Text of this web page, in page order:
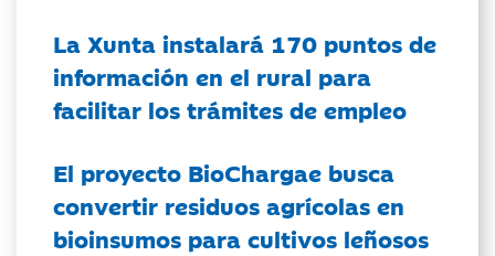
La Xunta instalará 170 puntos de
información en el rural para
facilitar los trámites de empleo
El proyecto BioChargae busca
convertir residuos agrícolas en
bioinsumos para cultivos leñosos